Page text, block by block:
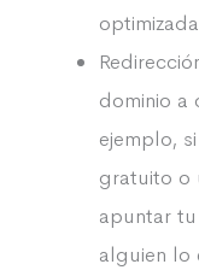
dominio a
ejemplo,
gratuito o
apuntar
alguien lo